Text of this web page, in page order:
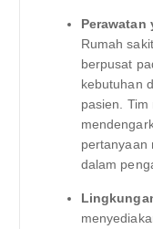
Perawatan
Rumah
berpusat
kebutuhan
pasien.
pertanyaan
dalam